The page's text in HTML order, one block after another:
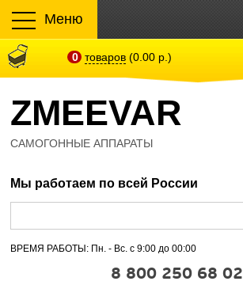
Меню
0 товаров (0.00 р.)
ZMEEVAR
САМОГОННЫЕ АППАРАТЫ
Мы работаем по всей России
ВРЕМЯ РАБОТЫ: Пн. - Вс. с 9:00 до 00:00
8 800 250 68 02